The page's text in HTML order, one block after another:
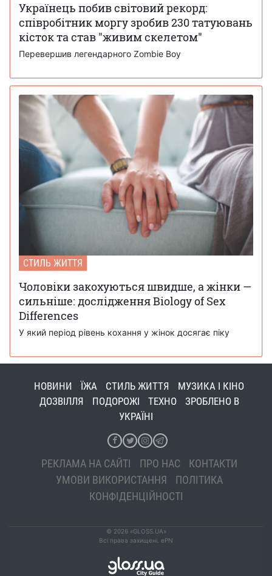
Українець побив світовий рекорд:
співробітник моргу зробив 230 татуювань
кісток та став "живим скелетом"
Перевершив легендарного Zombie Boy
СТИЛЬ ЖИТТЯ
Чоловіки закохуються швидше, а жінки —
сильніше: дослідження Biology of Sex
Differences
У який період рівень кохання у жінок досягає піку
НОВИНИ ЇЖА СТИЛЬ ЖИТТЯ
МУЗИКА І КІНО
ДОЗВІЛЛЯ
ПОДОРОЖІ ТЕХНО
ЗРОБЛЕНО В
УКРАЇНІ
РЕКЛАМА НА САЙТІ ПРО НАС
КОНТАКТИ
УМОВИ ВИКОРИСТАННЯ
ПОЛІТИКА
КОНФІДЕНЦІЙНОСТІ
© 2026 «GLOSS.UA»
Всі права захищені. ePN